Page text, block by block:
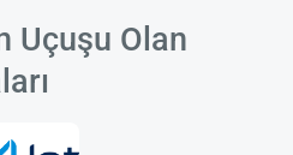
Uçuşu Olan